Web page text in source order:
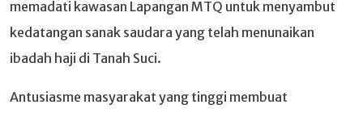
memadati kawasan Lapangan MTQ untuk menyambut
kedatangan sanak saudara yang telah menunaikan
ibadah haji di Tanah Suci.
Antusiasme masyarakat yang tinggi membuat